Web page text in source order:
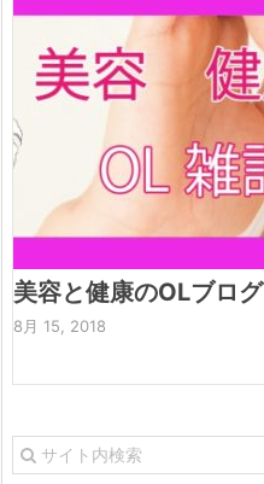
美容と健康のOLブログ
8月 15, 2018